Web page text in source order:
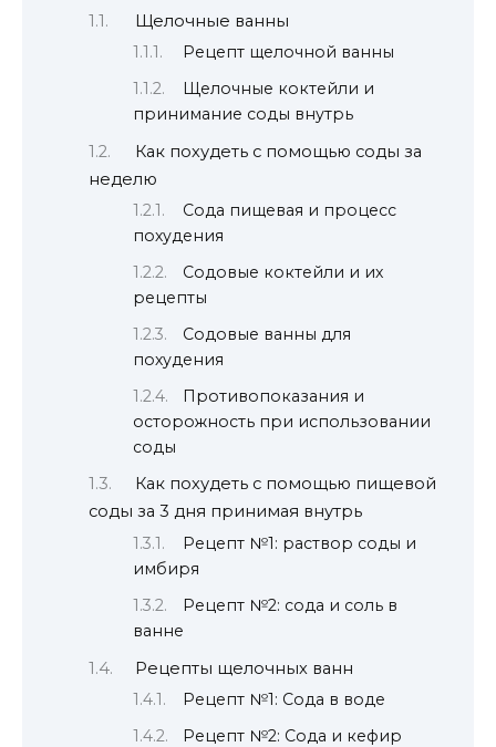
Щелочные ванны
Рецепт щелочной ванны
Щелочные коктейли и
принимание соды внутрь
Как похудеть с помощью соды за
неделю
Сода пищевая и процесс
похудения
Содовые коктейли и их
рецепты
Содовые ванны для
похудения
Противопоказания и
осторожность при использовании
соды
Как похудеть с помощью пищевой
соды за 3 дня принимая внутрь
Рецепт №1: раствор соды и
имбиря
Рецепт №2: сода и соль в
ванне
Рецепты щелочных ванн
Рецепт №1: Сода в воде
Рецепт №2: Сода и кефир